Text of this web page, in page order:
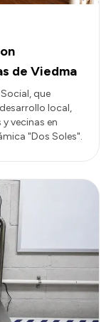
de Viedma
que
local,
vecinas en
"Dos Soles".